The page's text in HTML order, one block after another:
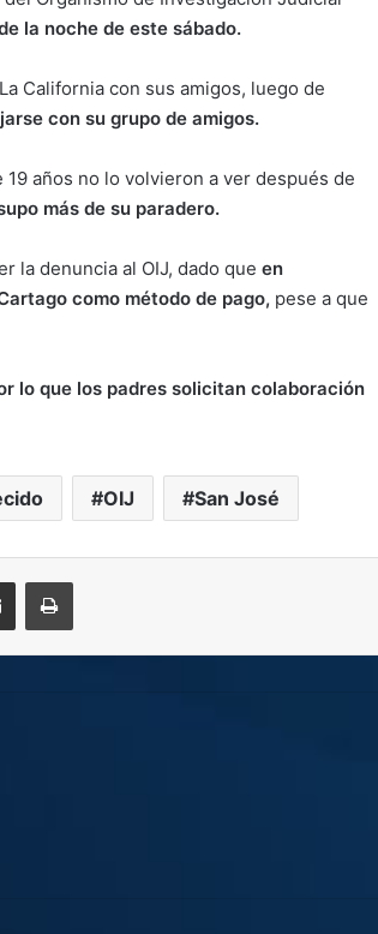
la noche de este sábado.
California con sus amigos, luego de
con su grupo de amigos.
años no lo volvieron a ver después de
más de su paradero.
la denuncia al OIJ, dado que en
como método de pago, pese a que
lo que los padres solicitan colaboración
OIJ San José
Compartir por correo electrónicoImprimir